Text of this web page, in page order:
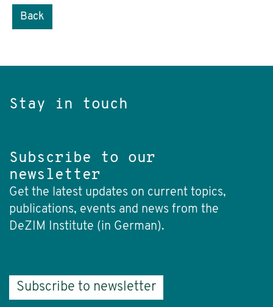
Back
Stay in touch
Subscribe to our
newsletter
Get the latest updates on current topics,
publications, events and news from the
DeZIM Institute (in German).
Subscribe to newsletter